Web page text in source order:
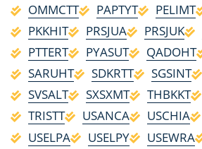
OMMCTT
PAPTYT PELIMT
PKKHIT
PRSJUA PRSJUK
PTTERT
PYASUT QADOHT
SARUHT
SDKRTT SGSINT
SVSALT
SXSXMT THBKKT
TRISTT
USANCA USCHIA
USELPA
USELPY USEWRA